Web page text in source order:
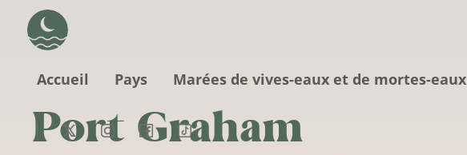
Accueil
Pays Marées de vives-eaux et de mortes-eaux
Port Graham